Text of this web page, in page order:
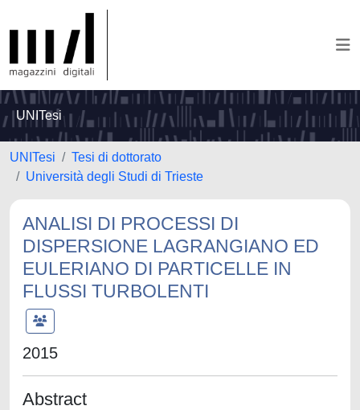
UNITesi
UNITesi
Tesi di dottorato
Università degli Studi di Trieste
ANALISI DI PROCESSI DI
DISPERSIONE LAGRANGIANO ED
EULERIANO DI PARTICELLE IN
FLUSSI TURBOLENTI
2015
Abstract